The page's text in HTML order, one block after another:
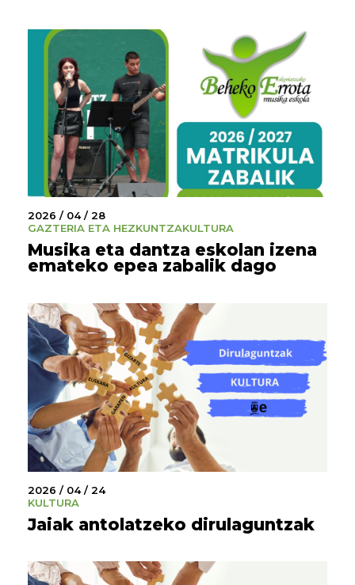
2026 / 04 / 28
GAZTERIA ETA HEZKUNTZAKULTURA
Musika eta dantza eskolan izena
emateko epea zabalik dago
2026 / 04 / 24
KULTURA
Jaiak antolatzeko dirulaguntzak